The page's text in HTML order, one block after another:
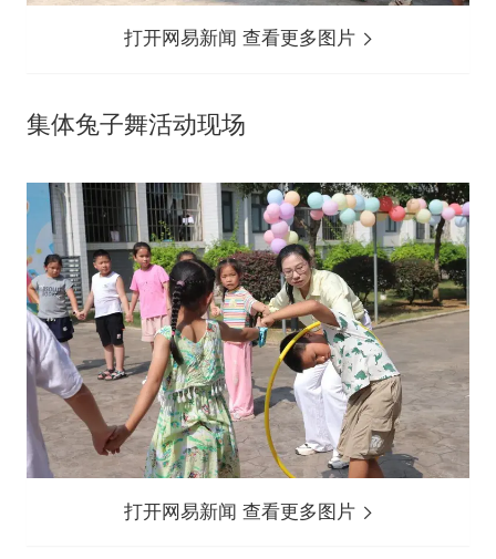
打开网易新闻 查看更多图片
集体兔子舞活动现场
打开网易新闻 查看更多图片